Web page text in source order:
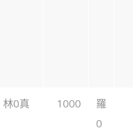
林0真 1000
羅
0